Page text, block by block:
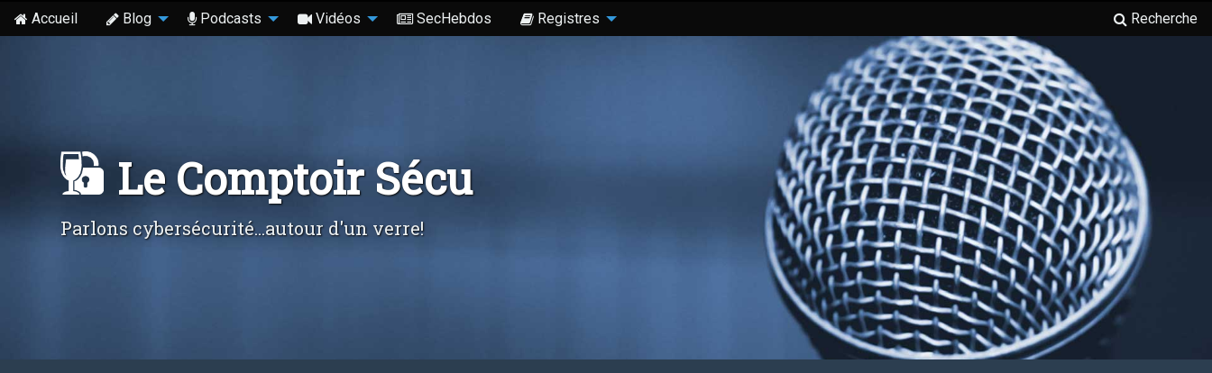
Accueil Blog Podcasts Vidéos SecHebdos Registres Recherche
Le Comptoir Sécu
Parlons cybersécurité...autour d'un verre!